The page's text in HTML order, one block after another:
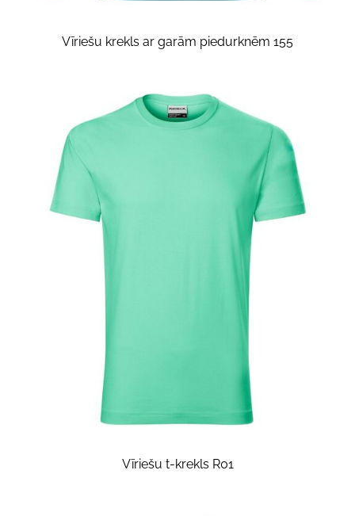
Vīriešu krekls ar garām piedurknēm 155
Vīriešu t-krekls R01